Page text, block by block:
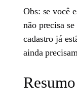
Obs: se você
não precisa se
cadastro já
ainda
Resumo